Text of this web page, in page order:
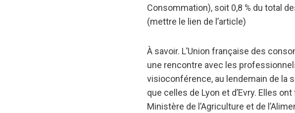
Consommation), soit 0,8 % du total
(mettre le lien de l’article)
À savoir. L’Union française des
une rencontre avec les
visioconférence, au lendemain de la
que celles de Lyon et d’Evry. Elles
Ministère de l’Agriculture et de